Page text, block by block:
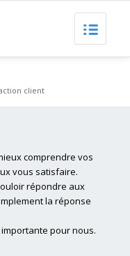
client
comprendre vos
vous satisfaire.
répondre aux
la réponse
pour nous.